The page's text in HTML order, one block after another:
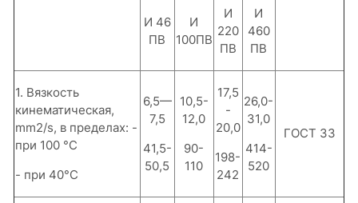
И 46
ПВ
И
100ПВ
И
220
ПВ
И
460
ПВ
1. Вязкость
кинематическая,
mm2/s, в пределах: -
при 100 °С
- при 40°С
6,5—
7,5
41,5-
50,5
10,5-
12,0
90-
110
17,5
-
20,0
198-
242
26,0-
31,0
414-
520
ГОСТ 33